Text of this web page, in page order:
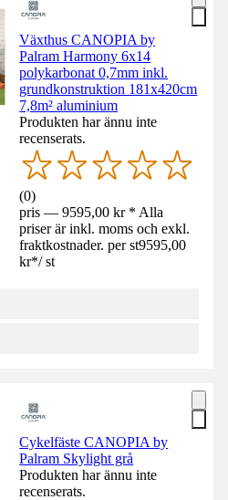
Växthus CANOPIA by
Palram Harmony 6x14
polykarbonat 0,7mm inkl.
grundkonstruktion 181x420cm
7,8m² aluminium
Produkten har ännu inte
recenserats.
(0)
pris — 9595,00 kr * Alla
priser är inkl. moms och exkl.
fraktkostnader. per st9595,00
kr*/ st
Cykelfäste CANOPIA by
Palram Skylight grå
Produkten har ännu inte
recenserats.